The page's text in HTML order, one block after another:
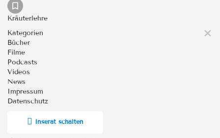
Kräuterlehre
Kategorien
Bücher
Filme
Podcasts
Videos
News
Impressum
Datenschutz
Inserat schalten